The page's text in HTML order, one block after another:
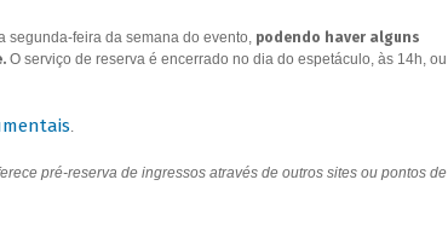
segunda-feira da semana do evento, podendo haver alguns
O serviço de reserva é encerrado no dia do espetáculo, às 14h, ou
.
pré-reserva de ingressos através de outros sites ou pontos de